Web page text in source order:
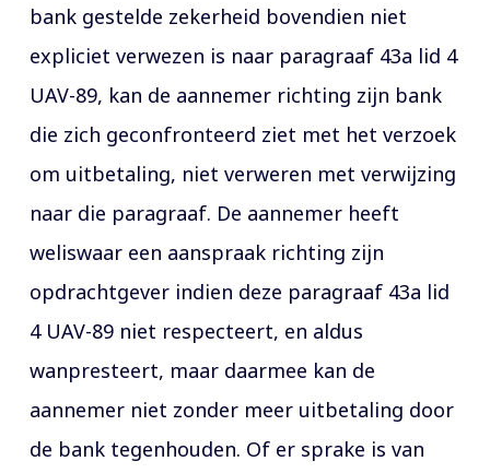
bank gestelde zekerheid bovendien niet
expliciet verwezen is naar paragraaf 43a lid 4
UAV-89, kan de aannemer richting zijn bank
die zich geconfronteerd ziet met het verzoek
om uitbetaling, niet verweren met verwijzing
naar die paragraaf. De aannemer heeft
weliswaar een aanspraak richting zijn
opdrachtgever indien deze paragraaf 43a lid
4 UAV-89 niet respecteert, en aldus
wanpresteert, maar daarmee kan de
aannemer niet zonder meer uitbetaling door
de bank tegenhouden. Of er sprake is van